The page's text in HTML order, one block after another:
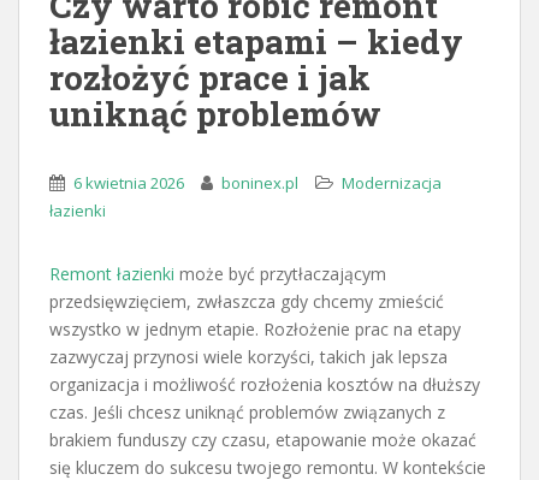
łazienki etapami – kiedy
rozłożyć prace i jak
uniknąć problemów
6 kwietnia 2026 boninex.pl
Modernizacja
łazienki
Remont łazienki może być przytłaczającym
przedsięwzięciem, zwłaszcza gdy chcemy zmieścić
wszystko w jednym etapie. Rozłożenie prac na etapy
zazwyczaj przynosi wiele korzyści, takich jak lepsza
organizacja i możliwość rozłożenia kosztów na dłuższy
czas. Jeśli chcesz uniknąć problemów związanych z
brakiem funduszy czy czasu, etapowanie może okazać
się kluczem do sukcesu twojego remontu. W kontekście